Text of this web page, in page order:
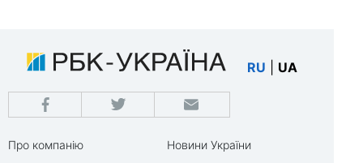
RU UA
Про компанію
Новини України